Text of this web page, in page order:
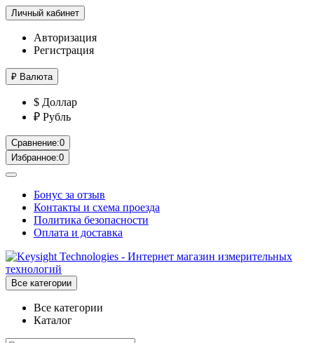
Личный кабинет
Авторизация
Регистрация
₽ Валюта
$ Доллар
₽ Рубль
Сравнение:0
Избранное:0
Бонус за отзыв
Контакты и схема проезда
Политика безопасности
Оплата и доставка
Все категории
Все категории
Каталог